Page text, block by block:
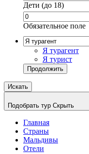
Дети (до 18)
Обязательное поле
Я турагент
Я турист
Продолжить
Искать
Подобрать тур Скрыть
Главная
Страны
Мальдивы
Отели